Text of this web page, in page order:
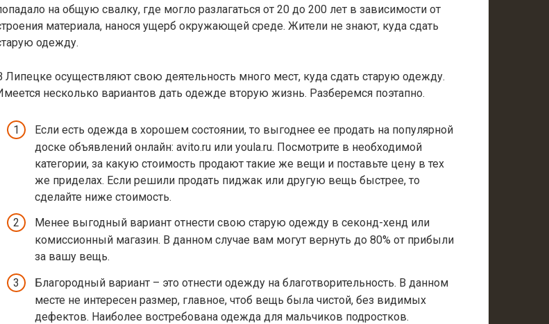
на общую свалку, где могло разлагаться от 20 до 200 лет в зависимости от
материала, нанося ущерб окружающей среде. Жители не знают, куда сдать
одежду.
Липецке осуществляют свою деятельность много мест, куда сдать старую одежду.
несколько вариантов дать одежде вторую жизнь. Разберемся поэтапно.
Если есть одежда в хорошем состоянии, то выгоднее ее продать на популярной
доске объявлений онлайн: avito.ru или youla.ru. Посмотрите в необходимой
категории, за какую стоимость продают такие же вещи и поставьте цену в тех
же приделах. Если решили продать пиджак или другую вещь быстрее, то
сделайте ниже стоимость.
Менее выгодный вариант отнести свою старую одежду в секонд-хенд или
комиссионный магазин. В данном случае вам могут вернуть до 80% от прибыли
за вашу вещь.
Благородный вариант – это отнести одежду на благотворительность. В данном
месте не интересен размер, главное, чтоб вещь была чистой, без видимых
дефектов. Наиболее востребована одежда для мальчиков подростков.